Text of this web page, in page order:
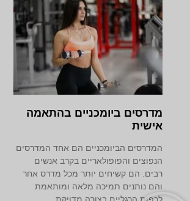
מדרסים ביומכניים בהתאמה
אישית
המדרסים הביומכניים הם אחד המדרסים
הנפוצים והפופולאריים בקרב אנשים
רבים. הם קשיחים יותר מכל מדרס אחר
והם נותנים תמיכה מלאה ומותאמת